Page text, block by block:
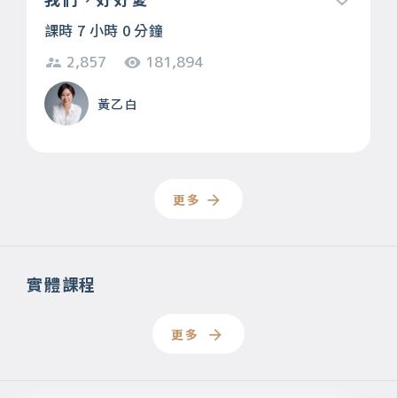
課時 7 小時 0 分鐘
2,857 181,894
黃乙白
更多
實體課程
更多